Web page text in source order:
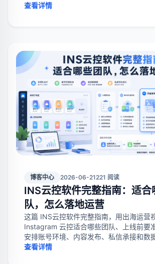
本。
查看详情
博客中心 2026-06-21221 阅读
INS云控软件完整指南：适合
队，怎么落地运营
这篇 INS云控软件完整指南，用出海运营
Instagram 云控适合哪些团队、上线前要
安排账号环境、内容发布、私信承接和数
查看详情